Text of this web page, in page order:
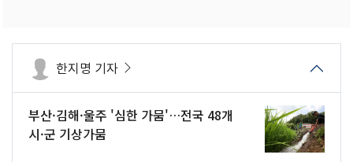
한지명 기자
부산·김해·울주 '심한 가뭄'…전국 48개
시·군 기상가뭄